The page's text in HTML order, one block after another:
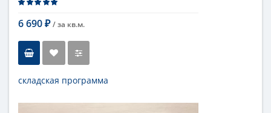
6 690 ₽ / за кв.м.
складская программа